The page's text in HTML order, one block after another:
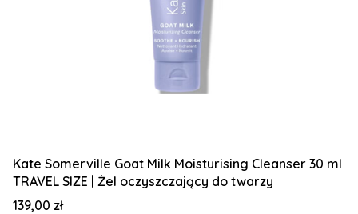
Kate Somerville Goat Milk Moisturising Cleanser 30 ml
TRAVEL SIZE | Żel oczyszczający do twarzy
Cena
139,00 zł